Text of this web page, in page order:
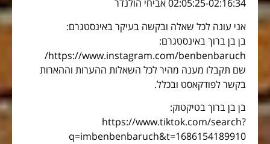
02:05:25-02:16:34 אביחי הולנדר
אני עונה לכל שאלה ובקשה בעיקר באינסטגרם:
בן בן ברוך באינסטגרם:
https://www.instagram.com/benbenbaruch/
שם תקבלו מענה מהיר לכל השאלות ההערות וההארות
בקשר לפודקאסט ובכלל.
בן בן ברוך בטיקטוק:
https://www.tiktok.com/search?
q=imbenbenbaruch&t=1686154189910